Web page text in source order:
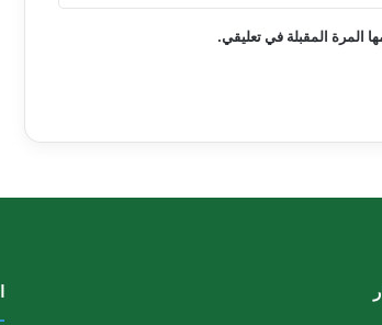
المرة المقبلة في تعليقي.